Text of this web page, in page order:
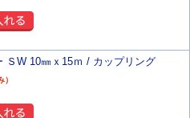
ＳW 10㎜ｘ15ｍ / カップリング
）